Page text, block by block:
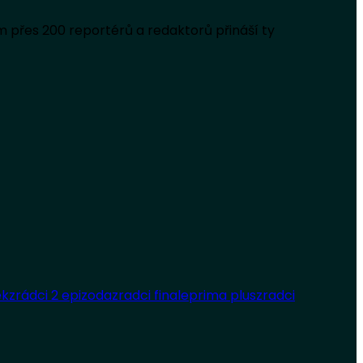
přes 200 reportérů a redaktorů přináší ty
zrádci 2 epizodazradci finaleprima pluszradci